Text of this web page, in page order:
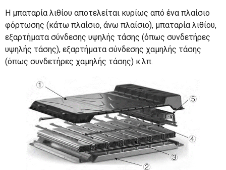
Η μπαταρία λιθίου αποτελείται κυρίως από ένα πλαίσιο
φόρτωσης (κάτω πλαίσιο, άνω πλαίσιο), μπαταρία λιθίου,
εξαρτήματα σύνδεσης υψηλής τάσης (όπως συνδετήρες
υψηλής τάσης), εξαρτήματα σύνδεσης χαμηλής τάσης
(όπως συνδετήρες χαμηλής τάσης) κ.λπ.